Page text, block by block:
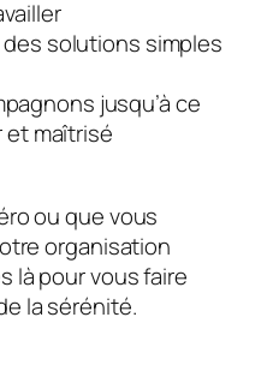
solutions simples
jusqu’à ce
maîtrisé
ou que vous
organisation
là pour vous faire
la sérénité.